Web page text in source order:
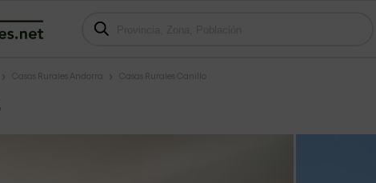
Casas Rurales Andorra Casas Rurales Canillo